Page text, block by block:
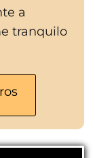
a
tranquilo